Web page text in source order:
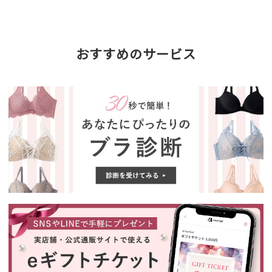
おすすめのサービス